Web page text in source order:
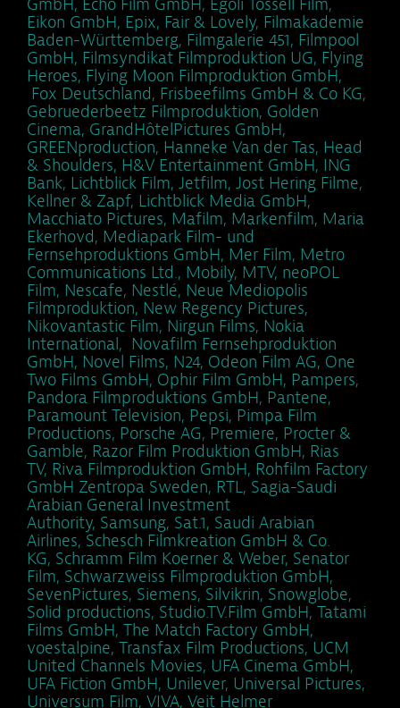
Eikon GmbH, Epix, Fair & Lovely, Filmakademie
Baden-Württemberg, Filmgalerie 451, Filmpool
GmbH, Filmsyndikat Filmproduktion UG, Flying
Heroes, Flying Moon Filmproduktion GmbH,
Fox Deutschland, Frisbeefilms GmbH & Co KG,
Gebruederbeetz Filmproduktion, Golden
Cinema, GrandHôtelPictures GmbH,
GREENproduction, Hanneke Van der Tas, Head
& Shoulders, H&V Entertainment GmbH, ING
Bank, Lichtblick Film, Jetfilm, Jost Hering Filme,
Kellner & Zapf, Lichtblick Media GmbH,
Macchiato Pictures, Mafilm, Markenfilm, Maria
Ekerhovd, Mediapark Film- und
Fernsehproduktions GmbH, Mer Film, Metro
Communications Ltd., Mobily, MTV, neoPOL
Film, Nescafe, Nestlé, Neue Mediopolis
Filmproduktion, New Regency Pictures,
Nikovantastic Film, Nirgun Films, Nokia
International, Novafilm Fernsehproduktion
GmbH, Novel Films, N24, Odeon Film AG, One
Two Films GmbH, Ophir Film GmbH, Pampers,
Pandora Filmproduktions GmbH, Pantene,
Paramount Television, Pepsi, Pimpa Film
Productions, Porsche AG, Premiere, Procter &
Gamble, Razor Film Produktion GmbH, Rias
TV, Riva Filmproduktion GmbH, Rohfilm Factory
GmbH Zentropa Sweden, RTL, Sagia-Saudi
Arabian General Investment
Authority, Samsung, Sat.1, Saudi Arabian
Airlines, Schesch Filmkreation GmbH & Co.
KG, Schramm Film Koerner & Weber, Senator
Film, Schwarzweiss Filmproduktion GmbH,
SevenPictures, Siemens, Silvikrin, Snowglobe,
Solid productions, Studio.TV.Film GmbH, Tatami
Films GmbH, The Match Factory GmbH,
voestalpine, Transfax Film Productions, UCM
United Channels Movies, UFA Cinema GmbH,
UFA Fiction GmbH, Unilever, Universal Pictures,
Universum Film, VIVA, Veit Helmer